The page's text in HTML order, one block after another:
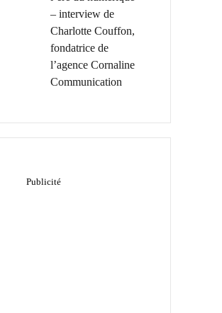
– interview de
Charlotte Couffon,
fondatrice de
l’agence Cornaline
Communication